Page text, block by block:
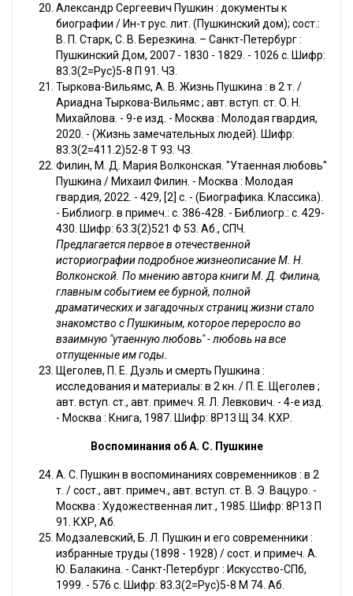
Александр Сергеевич Пушкин : документы к
биографии / Ин-т рус. лит. (Пушкинский дом); сост.:
В. П. Старк, С. В. Березкина. – Санкт-Петербург :
Пушкинский Дом, 2007 - 1830 - 1829. - 1026 с. Шифр:
83.3(2=Рус)5-8 П 91. ЧЗ.
Тыркова-Вильямс, А. В. Жизнь Пушкина : в 2 т. /
Ариадна Тыркова-Вильямс ; авт. вступ. ст. О. Н.
Михайлова. - 9-е изд. - Москва : Молодая гвардия,
2020. - (Жизнь замечательных людей). Шифр:
83.3(2=411.2)52-8 Т 93. ЧЗ.
Филин, М. Д. Мария Волконская. "Утаенная любовь"
Пушкина / Михаил Филин. - Москва : Молодая
гвардия, 2022. - 429, [2] с. - (Биографика. Классика).
- Библиогр. в примеч.: с. 386-428. - Библиогр.: с. 429-
430. Шифр: 63.3(2)521 Ф 53. Аб., СПЧ.
Предлагается первое в отечественной
историографии подробное жизнеописание М. Н.
Волконской. По мнению автора книги М. Д. Филина,
главным событием ее бурной, полной
драматических и загадочных страниц жизни стало
знакомство с Пушкиным, которое переросло во
взаимную "утаенную любовь" - любовь на все
отпущенные им годы.
Щеголев, П. Е. Дуэль и смерть Пушкина :
исследования и материалы: в 2 кн. / П. Е. Щеголев ;
авт. вступ. ст., авт. примеч. Я. Л. Левкович. - 4-е изд.
- Москва : Книга, 1987. Шифр: 8Р13 Щ 34. КХР.
Воспоминания об А. С. Пушкине
А. С. Пушкин в воспоминаниях современников : в 2
т. / сост., авт. примеч., авт. вступ. ст. В. Э. Вацуро. -
Москва : Художественная лит., 1985. Шифр: 8Р13 П
91. КХР, Аб.
Модзалевский, Б. Л. Пушкин и его современники :
избранные труды (1898 - 1928) / сост. и примеч. А.
Ю. Балакина. - Санкт-Петербург : Искусство-СПб,
1999. - 576 с. Шифр: 83.3(2=Рус)5-8 М 74. Аб.